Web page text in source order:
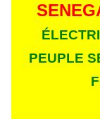
PEUPLE